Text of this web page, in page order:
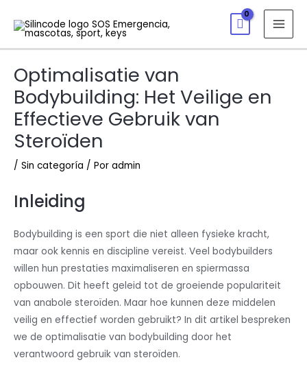
Optimalisatie van
Bodybuilding: Het Veilige en
Effectieve Gebruik van
Steroïden
/ Sin categoría / Por admin
Inleiding
Bodybuilding is een sport die niet alleen fysieke kracht,
maar ook kennis en discipline vereist. Veel bodybuilders
willen hun prestaties maximaliseren en spiermassa
opbouwen. Dit heeft geleid tot de groeiende populariteit
van anabole steroïden. Maar hoe kunnen deze middelen
veilig en effectief worden gebruikt? In dit artikel bespreken
we de optimalisatie van bodybuilding door het
verantwoord gebruik van steroïden.